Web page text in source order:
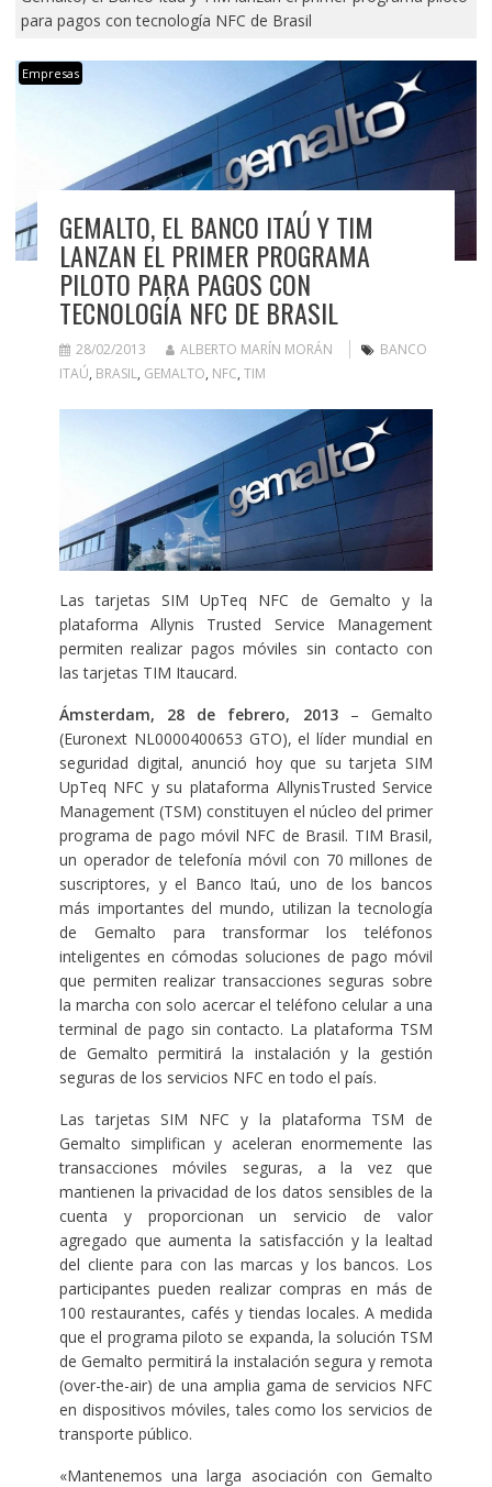
para pagos con tecnología NFC de Brasil
Empresas
GEMALTO, EL BANCO ITAÚ Y TIM
LANZAN EL PRIMER PROGRAMA
PILOTO PARA PAGOS CON
TECNOLOGÍA NFC DE BRASIL
28/02/2013 ALBERTO MARÍN MORÁN
BANCO
ITAÚ, BRASIL, GEMALTO, NFC, TIM
Las tarjetas SIM UpTeq NFC de Gemalto y la
plataforma Allynis Trusted Service Management
permiten realizar pagos móviles sin contacto con
las tarjetas TIM Itaucard.
Ámsterdam, 28 de febrero, 2013– Gemalto
(Euronext NL0000400653 GTO), el líder mundial en
seguridad digital, anunció hoy que su tarjeta SIM
UpTeq NFC y su plataforma AllynisTrusted Service
Management (TSM) constituyen el núcleo del primer
programa de pago móvil NFC de Brasil. TIM Brasil,
un operador de telefonía móvil con 70 millones de
suscriptores, y el Banco Itaú, uno de los bancos
más importantes del mundo, utilizan la tecnología
de Gemalto para transformar los teléfonos
inteligentes en cómodas soluciones de pago móvil
que permiten realizar transacciones seguras sobre
la marcha con solo acercar el teléfono celular a una
terminal de pago sin contacto. La plataforma TSM
de Gemalto permitirá la instalación y la gestión
seguras de los servicios NFC en todo el país.
Las tarjetas SIM NFC y la plataforma TSM de
Gemalto simplifican y aceleran enormemente las
transacciones móviles seguras, a la vez que
mantienen la privacidad de los datos sensibles de la
cuenta y proporcionan un servicio de valor
agregado que aumenta la satisfacción y la lealtad
del cliente para con las marcas y los bancos. Los
participantes pueden realizar compras en más de
100 restaurantes, cafés y tiendas locales. A medida
que el programa piloto se expanda, la solución TSM
de Gemalto permitirá la instalación segura y remota
(over-the-air) de una amplia gama de servicios NFC
en dispositivos móviles, tales como los servicios de
transporte público.
«Mantenemos una larga asociación con Gemalto